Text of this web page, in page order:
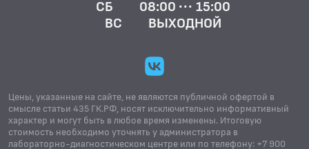
СБ
08:00 ··· 15:00
ВС
ВЫХОДНОЙ
Цены, указанные на сайте, не являются публичной офертой в
смысле статьи 435 ГК.РФ, носят исключительно информативный
характер и могут быть в любое время изменены. Итоговую
стоимость необходимо уточнять у администратора в
лабораторно-диагностическом центре или по телефону: +7 900